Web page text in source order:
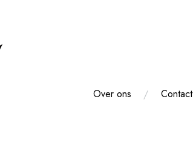
Over ons Contact